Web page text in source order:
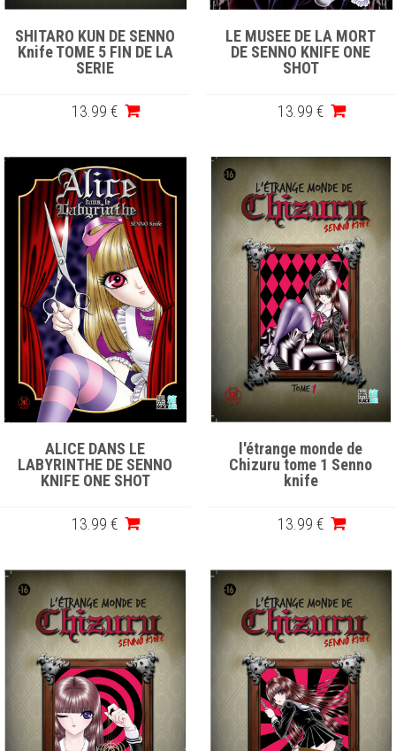
SHITARO KUN DE SENNO
Knife TOME 5 FIN DE LA
SERIE
13 .99 €
LE MUSEE DE LA MORT
DE SENNO KNIFE ONE
SHOT
13 .99 €
ALICE DANS LE
LABYRINTHE DE SENNO
KNIFE ONE SHOT
13 .99 €
l'étrange monde de
Chizuru tome 1 Senno
knife
13 .99 €